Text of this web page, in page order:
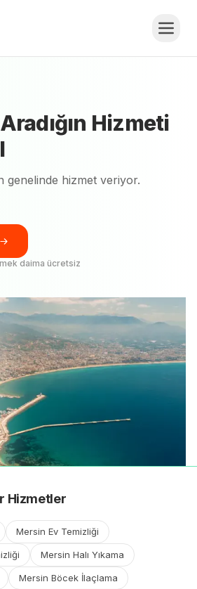
Aradığın Hizmeti
genelinde hizmet veriyor.
daima ücretsiz
Hizmetler
Mersin Ev Temizliği
Mersin Halı Yıkama
Mersin Böcek İlaçlama